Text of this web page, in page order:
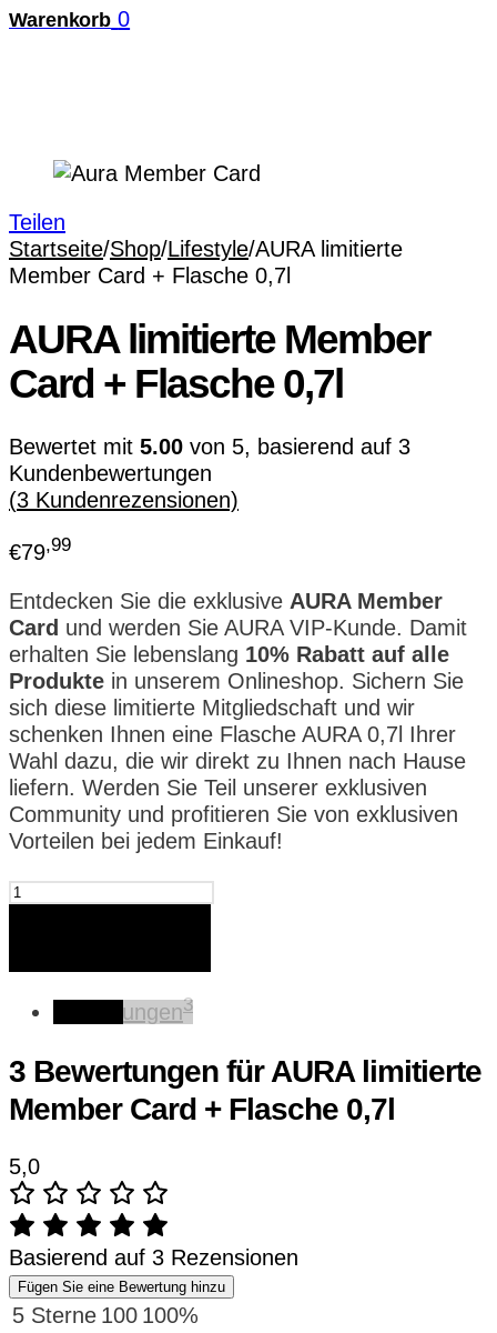
Warenkorb 0
Teilen
Startseite/Shop/Lifestyle/AURA limitierte
Member Card + Flasche 0,7l
AURA limitierte Member
Card + Flasche 0,7l
Bewertet mit 5.00 von 5, basierend auf 3
Kundenbewertungen
(3 Kundenrezensionen)
€79,99
Entdecken Sie die exklusive AURA Member
Card und werden Sie AURA VIP-Kunde. Damit
erhalten Sie lebenslang 10% Rabatt auf alle
Produkte in unserem Onlineshop. Sichern Sie
sich diese limitierte Mitgliedschaft und wir
schenken Ihnen eine Flasche AURA 0,7l Ihrer
Wahl dazu, die wir direkt zu Ihnen nach Hause
liefern. Werden Sie Teil unserer exklusiven
Community und profitieren Sie von exklusiven
Vorteilen bei jedem Einkauf!
AURA
Card
Flasche
Menge
Bewertungen3
3 Bewertungen fürAURA limitierte
Member Card + Flasche 0,7l
5,0
Basierend auf 3 Rezensionen
Fügen Sie eine Bewertung hinzu
5 Sterne 100 100%